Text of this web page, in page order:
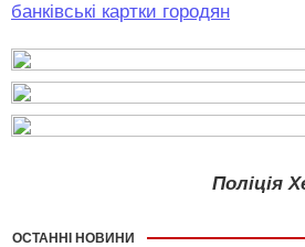
банківські картки городян
Поліція
ОСТАННІ НОВИНИ